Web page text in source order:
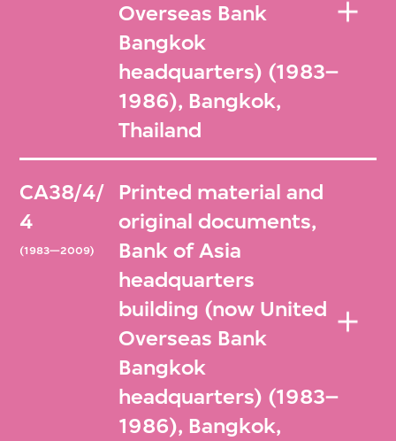
Overseas Bank
Bangkok
headquarters) (1983–
1986), Bangkok,
Thailand
CA38/4/
4
(1983—2009)
Printed material and
original documents,
Bank of Asia
headquarters
building (now United
Overseas Bank
Bangkok
headquarters) (1983–
1986), Bangkok,